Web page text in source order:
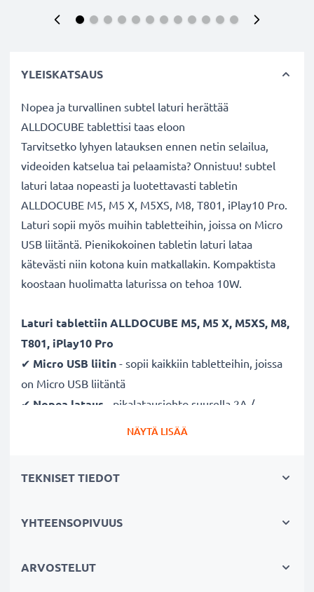
YLEISKATSAUS
Nopea ja turvallinen subtel laturi herättää
ALLDOCUBE tablettisi taas eloon
Tarvitsetko lyhyen latauksen ennen netin selailua,
videoiden katselua tai pelaamista? Onnistuu! subtel
laturi lataa nopeasti ja luotettavasti tabletin
ALLDOCUBE M5, M5 X, M5XS, M8, T801, iPlay10 Pro.
Laturi sopii myös muihin tabletteihin, joissa on Micro
USB liitäntä. Pienikokoinen tabletin laturi lataa
kätevästi niin kotona kuin matkallakin. Kompaktista
koostaan huolimatta laturissa on tehoa 10W.
Laturi tablettiin ALLDOCUBE M5, M5 X, M5XS, M8,
T801, iPlay10 Pro
✔ Micro USB liitin - sopii kaikkiin tabletteihin, joissa
on Micro USB liitäntä
✔ Nopea lataus - pikalatausjohto suurella 2A /
2000mA latausnopeudella ja lyhyellä latausajalla
✔Laadukas - murtumaton latausjohto ja liitin
ylikuumenemiselta ja ylijännitteeltä
verkkovirtalaturi tukee akun pitkäikäistä käyttöä
NÄYTÄ LISÄÄ
TEKNISET TIEDOT
YHTEENSOPIVUUS
ARVOSTELUT